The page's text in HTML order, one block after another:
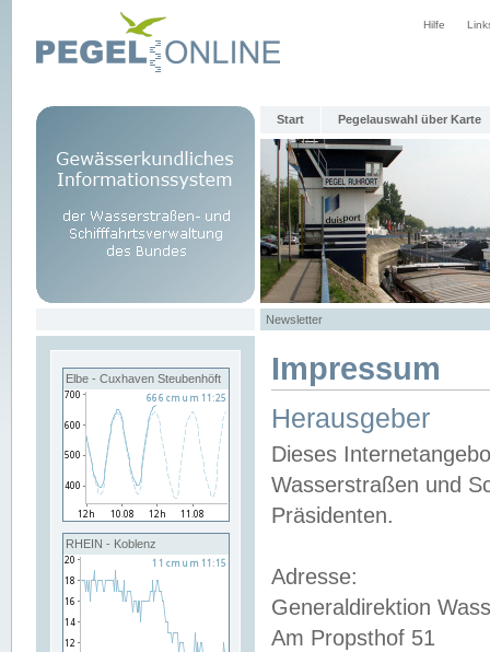
Hilfe
Start Pegelauswahl über Karte
Newsletter
Elbe - Cuxhaven Steubenhöft
RHEIN - Koblenz
Impressum
Herausgeber
Dieses
Wasserstraßen und
Präsidenten.
Adresse:
Generaldirektion
Am Propsthof 51